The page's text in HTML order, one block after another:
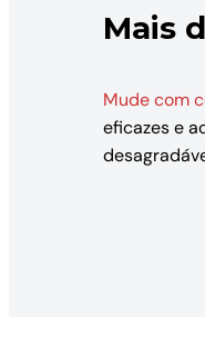
Mais
Mude com
eficazes e